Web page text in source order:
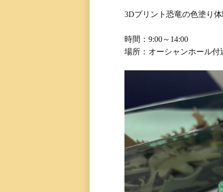
3Dプリント恐竜の色塗り
時間：9:00～14:00
場所：オーシャンホール付